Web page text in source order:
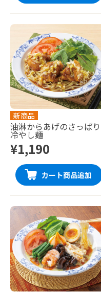
新商品
油淋からあげのさっぱり
冷やし麺
¥1,190
カート商品追加